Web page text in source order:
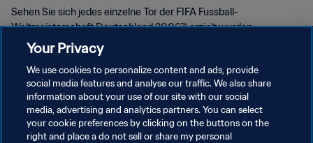
Sehen Sie sich jedes einzelne Tor der FIFA Fussball-
Weltmeisterschaft Deutschland 2006™ erzielt wurden.
DATENSCHUTZ
Your Privacy
We use cookies to personalize content and ads, provide
social media features and analyse our traffic. We also share
information about your use of our site with our social
media, advertising and analytics partners. You can select
your cookie preferences by clicking on the buttons on the
right and place a do not sell or share my personal